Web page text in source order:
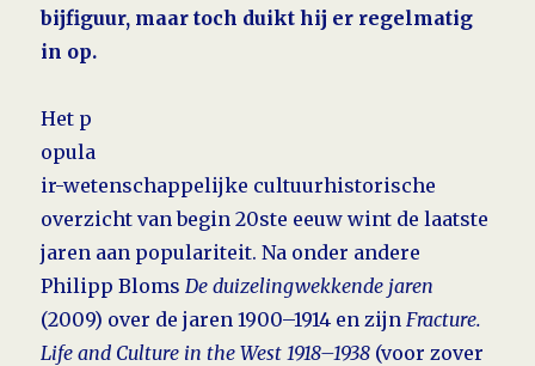
bijfiguur, maar toch duikt hij er regelmatig
in op.
Het p
opula
ir-wetenschap­pe­lij­ke cultuurhistorische
overzicht van begin 20ste eeuw wint de laatste
jaren aan populariteit. Na onder andere
Philipp Bloms De duizeling­wekkende jaren
(2009) over de jaren 1900–1914 en zijn Fracture.
Life and Culture in the West 1918–1938 (voor zover